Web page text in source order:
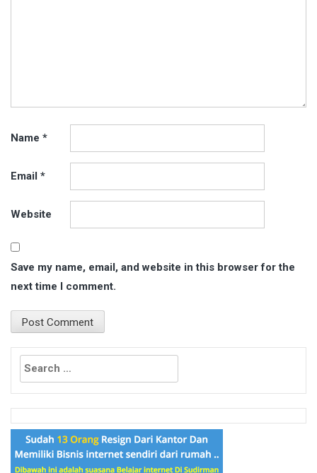
Name *
Email *
Website
Save my name, email, and website in this browser for the
next time I comment.
Search